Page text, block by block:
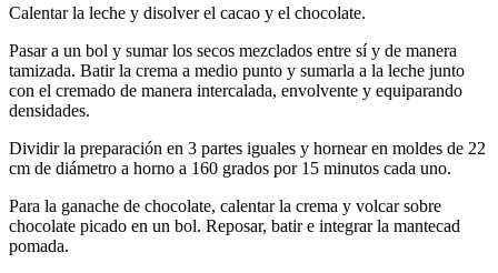
Calentar la leche y disolver el cacao y el chocolate.
Pasar a un bol y sumar los secos mezclados entre sí y de manera
tamizada. Batir la crema a medio punto y sumarla a la leche junto
con el cremado de manera intercalada, envolvente y equiparando
densidades.
Dividir la preparación en 3 partes iguales y hornear en moldes de 22
cm de diámetro a horno a 160 grados por 15 minutos cada uno.
Para la ganache de chocolate, calentar la crema y volcar sobre
chocolate picado en un bol. Reposar, batir e integrar la mantecad
pomada.